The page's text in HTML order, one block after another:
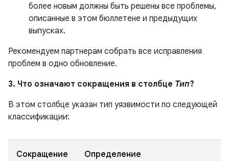
более новым должны быть решены все проблемы,
описанные в этом бюллетене и предыдущих
выпусках.
Рекомендуем партнерам собрать все исправления
проблем в одно обновление.
3. Что означают сокращения в столбце Тип?
В этом столбце указан тип уязвимости по следующей
классификации:
Сокращение Определение